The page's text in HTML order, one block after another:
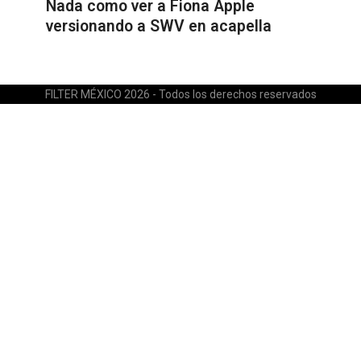
Nada como ver a Fiona Apple
versionando a SWV en acapella
FILTER MÉXICO 2026 - Todos los derechos reservados